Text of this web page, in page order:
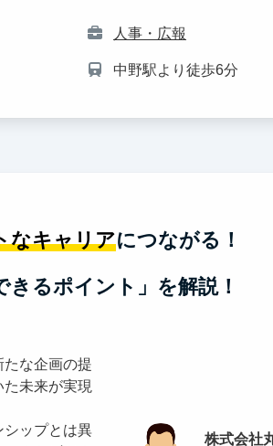
人事・広報
中野駅より徒歩6分
なキャリアにつながる！
きるポイント」を解説！
株式会社
たな企画の提
未来が実現
シップとは異